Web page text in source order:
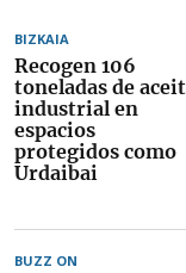
BIZKAIA
Recogen 106
toneladas de
industrial en
espacios
protegidos como
Urdaibai
BUZZ ON